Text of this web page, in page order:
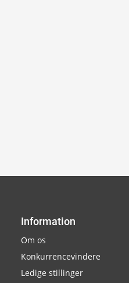
Information
Om os
Konkurrencevindere
Ledige stillinger